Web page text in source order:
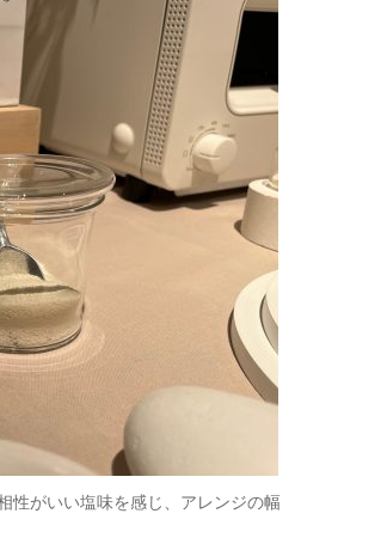
性がいい塩味を感じ、アレンジの幅